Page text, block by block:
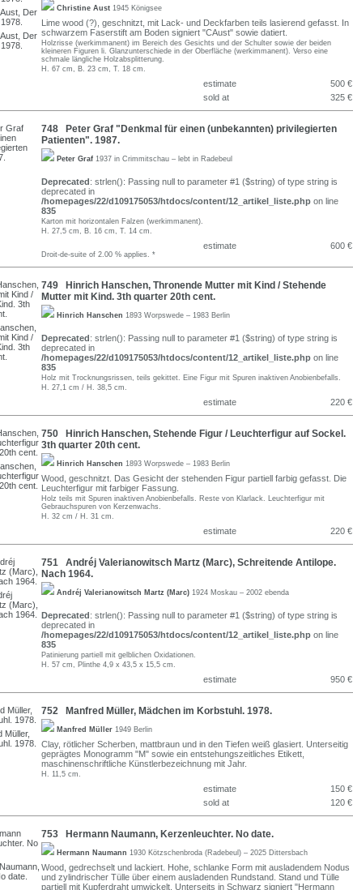
Christine Aust 1945 Königsee
Lime wood (?), geschnitzt, mit Lack- und Deckfarben teils lasierend gefasst. In
schwarzem Faserstift am Boden signiert "CAust" sowie datiert.
Holzrisse (werkimmanent) im Bereich des Gesichts und der Schulter sowie der beiden
kleineren Figuren li. Glanzunterschiede in der Oberfläche (werkimmanent). Verso eine
schmale längliche Holzabsplitterung.
H. 67 cm, B. 23 cm, T. 18 cm.
estimate
500 €
sold at
325 €
748 Peter Graf "Denkmal für einen (unbekannten) privilegierten
Patienten". 1987.
Peter Graf 1937 in Crimmitschau – lebt in Radebeul
Deprecated: strlen(): Passing null to parameter #1 ($string) of type string is
deprecated in
/homepages/22/d109175053/htdocs/content/12_artikel_liste.php on line
835
Karton mit horizontalen Falzen (werkimmanent).
H. 27,5 cm, B. 16 cm, T. 14 cm.
estimate 600 €
Droit-de-suite of 2.00 % applies. *
749 Hinrich Hanschen, Thronende Mutter mit Kind / Stehende
Mutter mit Kind. 3th quarter 20th cent.
Hinrich Hanschen 1893 Worpswede – 1983 Berlin
Deprecated: strlen(): Passing null to parameter #1 ($string) of type string is
deprecated in
/homepages/22/d109175053/htdocs/content/12_artikel_liste.php on line
835
Holz mit Trocknungsrissen, teils gekittet. Eine Figur mit Spuren inaktiven Anobienbefalls.
H. 27,1 cm / H. 38,5 cm.
estimate 220 €
750 Hinrich Hanschen, Stehende Figur / Leuchterfigur auf Sockel.
3th quarter 20th cent.
Hinrich Hanschen 1893 Worpswede – 1983 Berlin
Wood, geschnitzt. Das Gesicht der stehenden Figur partiell farbig gefasst. Die
Leuchterfigur mit farbiger Fassung.
Holz teils mit Spuren inaktiven Anobienbefalls. Reste von Klarlack. Leuchterfigur mit
Gebrauchspuren von Kerzenwachs.
H. 32 cm / H. 31 cm.
estimate 220 €
751 Andréj Valerianowitsch Martz (Marc), Schreitende Antilope.
Nach 1964.
Andréj Valerianowitsch Martz (Marc) 1924 Moskau – 2002 ebenda
Deprecated: strlen(): Passing null to parameter #1 ($string) of type string is
deprecated in
/homepages/22/d109175053/htdocs/content/12_artikel_liste.php on line
835
Patinierung partiell mit gelblichen Oxidationen.
H. 57 cm, Plinthe 4,9 x 43,5 x 15,5 cm.
estimate 950 €
752 Manfred Müller, Mädchen im Korbstuhl. 1978.
Manfred Müller 1949 Berlin
Clay, rötlicher Scherben, mattbraun und in den Tiefen weiß glasiert. Unterseitig
geprägtes Monogramm "M" sowie ein entstehungszeitliches Etikett,
maschinenschriftliche Künstlerbezeichnung mit Jahr.
H. 11,5 cm.
estimate
150 €
sold at
120 €
753 Hermann Naumann, Kerzenleuchter. No date.
Hermann Naumann 1930 Kötzschenbroda (Radebeul) – 2025 Dittersbach
Wood, gedrechselt und lackiert. Hohe, schlanke Form mit ausladendem Nodus
und zylindrischer Tülle über einem ausladenden Rundstand. Stand und Tülle
partiell mit Kupferdraht umwickelt. Unterseits in Schwarz signiert "Hermann